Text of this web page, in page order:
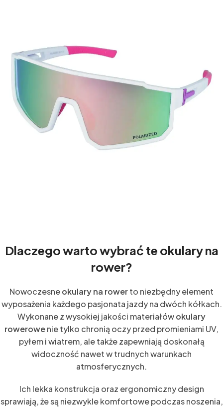
Dlaczego warto wybrać te okulary na
rower?
Nowoczesneokulary na rowerto niezbędny element
wyposażenia każdego pasjonata jazdy na dwóch kółkach.
Wykonane z wysokiej jakości materiałówokulary
rowerowenie tylko chronią oczy przed promieniami UV,
pyłem i wiatrem, ale także zapewniają doskonałą
widoczność nawet w trudnych warunkach
atmosferycznych.
Ich lekka konstrukcja oraz ergonomiczny design
sprawiają, że są niezwykle komfortowe podczas noszenia,